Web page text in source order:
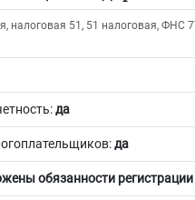
налоговая 51, 51 налоговая,
да
да
обязанности